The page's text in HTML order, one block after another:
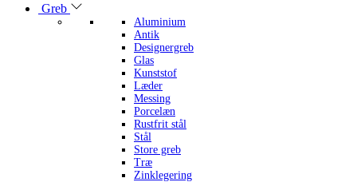
Greb
Aluminium
Antik
Designergreb
Glas
Kunststof
Læder
Messing
Porcelæn
Rustfrit stål
Stål
Store greb
Træ
Zinklegering